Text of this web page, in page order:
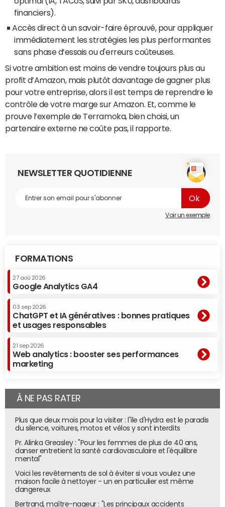
financiers).
Accès direct à un savoir-faire éprouvé, pour appliquer
immédiatement les stratégies les plus performantes
sans phase d’essais ou d'erreurs coûteuses.
Si votre ambition est moins de vendre toujours plus au
profit d’Amazon, mais plutôt davantage de gagner plus
pour votre entreprise, alors il est temps de reprendre le
contrôle de votre marge sur Amazon. Et, comme le
prouve l’exemple de Terramoka, bien choisi, un
partenaire externe ne coûte pas, il rapporte.
NEWSLETTER QUOTIDIENNE
Voir un exemple
FORMATIONS
27 aoû 2026
Google Analytics GA4
03 sep 2026
ChatGPT et IA génératives : bonnes pratiques
et usages responsables
21 sep 2026
Web analytics : booster ses performances
marketing
À NE PAS RATER
Plus que deux mois pour la visiter : l'île d'Hydra est le paradis
du silence, voitures, motos et vélos y sont interdits
Pr. Alinka Greasley : "Pour les femmes de plus de 40 ans,
danser entretient la santé cardiovasculaire et l'équilibre
mental"
Voici les revêtements de sol à éviter si vous voulez une
maison facile à nettoyer - un en particulier est même
dangereux
Bertrand, maître-nageur : "Les principaux accidents